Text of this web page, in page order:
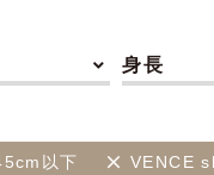
身長
以下 VENCE